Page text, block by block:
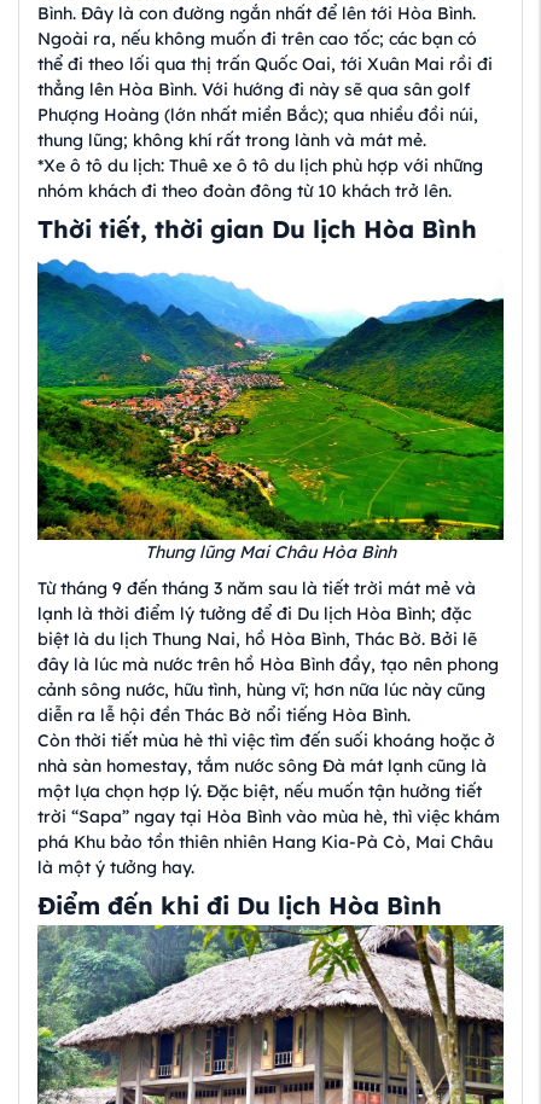
Bình. Đây là con đường ngắn nhất để lên tới Hòa Bình.
Ngoài ra, nếu không muốn đi trên cao tốc; các bạn có
thể đi theo lối qua thị trấn Quốc Oai, tới Xuân Mai rồi đi
thẳng lên Hòa Bình. Với hướng đi này sẽ qua sân golf
Phượng Hoàng (lớn nhất miền Bắc); qua nhiều đồi núi,
thung lũng; không khí rất trong lành và mát mẻ.
*Xe ô tô du lịch: Thuê xe ô tô du lịch phù hợp với những
nhóm khách đi theo đoàn đông từ 10 khách trở lên.
Thời tiết, thời gian Du lịch Hòa Bình
Thung lũng Mai Châu Hòa Bình
Từ tháng 9 đến tháng 3 năm sau là tiết trời mát mẻ và
lạnh là thời điểm lý tưởng để đi Du lịch Hòa Bình; đặc
biệt là du lịch Thung Nai, hồ Hòa Bình, Thác Bờ. Bởi lẽ
đây là lúc mà nước trên hồ Hòa Bình đầy, tạo nên phong
cảnh sông nước, hữu tình, hùng vĩ; hơn nữa lúc này cũng
diễn ra lễ hội đền Thác Bờ nổi tiếng Hòa Bình.
Còn thời tiết mùa hè thì việc tìm đến suối khoáng hoặc ở
nhà sàn homestay, tắm nước sông Đà mát lạnh cũng là
một lựa chọn hợp lý. Đặc biệt, nếu muốn tận hưởng tiết
trời “Sapa” ngay tại Hòa Bình vào mùa hè, thì việc khám
phá Khu bảo tồn thiên nhiên Hang Kia-Pà Cò, Mai Châu
là một ý tưởng hay.
Điểm đến khi đi Du lịch Hòa Bình